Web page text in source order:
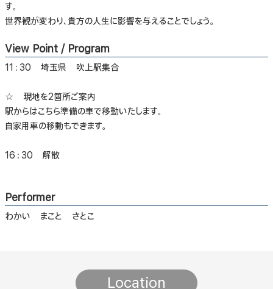
す。
世界観が変わり、貴方の人生に影響を与えることでしょう。
View Point / Program
11：30 埼玉県 吹上駅集合
☆ 現地を2箇所ご案内
駅からはこちら準備の車で移動いたします。
自家用車の移動もできます。
16：30 解散
Performer
わかい まこと さとこ
Location